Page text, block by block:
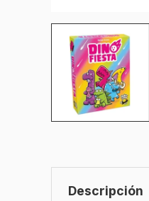
Descripción